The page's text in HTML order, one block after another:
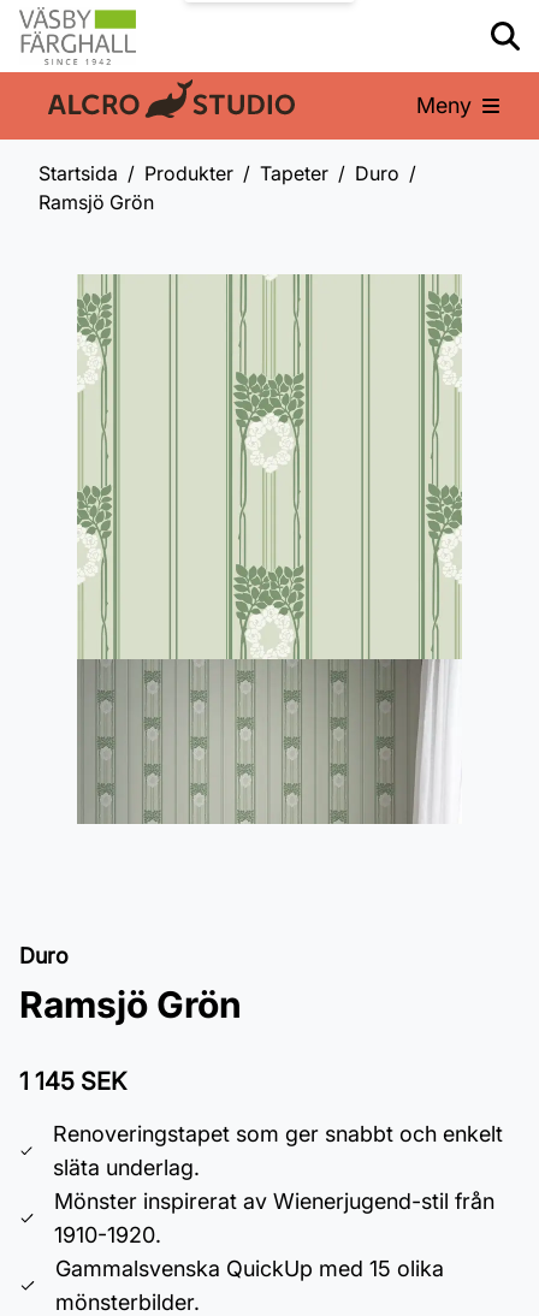
En del av: Meny
Startsida Produkter Tapeter
Duro
Ramsjö Grön
Duro
Ramsjö Grön
1 145 SEK
Renoveringstapet som ger snabbt och enkelt
släta underlag.
Mönster inspirerat av Wienerjugend-stil från
1910-1920.
Gammalsvenska QuickUp med 15 olika
mönsterbilder.